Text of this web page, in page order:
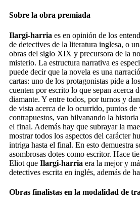
Sobre la obra premiada
Ilargi-harria es en opinión de los
de detectives de la literatura inglesa, o
obras del siglo XIX y precursora de la
misterio. La estructura narrativa es
puede decir que la novela es una
cartas: uno de los protagonistas pide a
cuenten por escrito lo que sepan acerca
diamante. Y entre todos, por turnos y
de vista acerca de lo ocurrido, puntos
contrapuestos, van hilvanando la
el final. Además hay que subrayar la
mostrar todos los aspectos del carácter
intriga hasta el final. En esto demuestra
asombrosas dotes como escritor. Hace
Eliot que Ilargi-harria era la mejor y
detectives escrita en inglés, además de
Obras finalistas en la modalidad de